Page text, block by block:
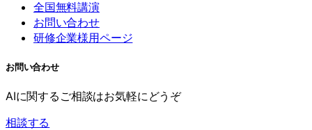
全国無料講演
お問い合わせ
研修企業様用ページ
お問い合わせ
AIに関するご相談はお気軽にどうぞ
相談する